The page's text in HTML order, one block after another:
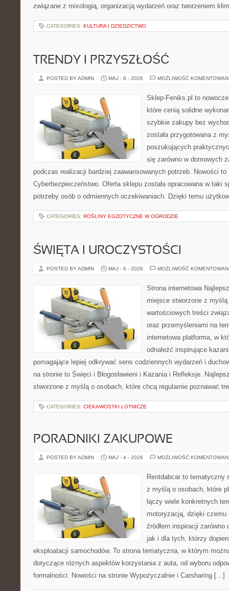
związane z mixologią, organizacją wydarzeń oraz tworzeniem
CATEGORIES: KULTURA I DZIEDZICTWO
TRENDY I PRZYSZŁOŚĆ
POSTED BY ADMIN MAJ - 8 - 2026 MOŻLIWOŚĆ
Sklep-Feniks.pl to
które cenią solidne
szybkie zakupy bez
została przygotowana z
poszukujących
się zarówno w domowych
podczas realizacji bardziej zaawansowanych potrzeb. Nowości to
Cyberbezpieczeństwo. Oferta sklepu została opracowana w taki
potrzeby osób o odmiennych oczekiwaniach. Dzięki temu
CATEGORIES: ROŚLINY EGZOTYCZNE W OGRODZIE
ŚWIĘTA I UROCZYSTOŚCI
POSTED BY ADMIN MAJ - 6 - 2026 MOŻLIWOŚĆ
Strona internetowa
miejsce stworzone z
wartościowych treści
oraz przemyśleniami na
internetowa platforma, w
odnaleźć inspirujące
pomagające lepiej odkrywać sens codziennych wydarzeń i
na stronie to Święci i Błogosławieni i Kazania i Refleksje.
stworzone z myślą o osobach, które chcą regularnie poznawać
CATEGORIES: CIEKAWOSTKI LOTNICZE
PORADNIKI ZAKUPOWE
POSTED BY ADMIN MAJ - 4 - 2026 MOŻLIWOŚĆ
Rentdabcar to tematyczny
z myślą o osobach, które
łączy wiele konkretnych
motoryzacją, dzięki
źródłem inspiracji zarówno
jak i dla tych, którzy
eksploatacji samochodów. To strona tematyczna, w którym
dotyczące różnych aspektów korzystania z auta, od wyboru
formalności. Nowości na stronie Wypożyczalnie i Carsharing […]